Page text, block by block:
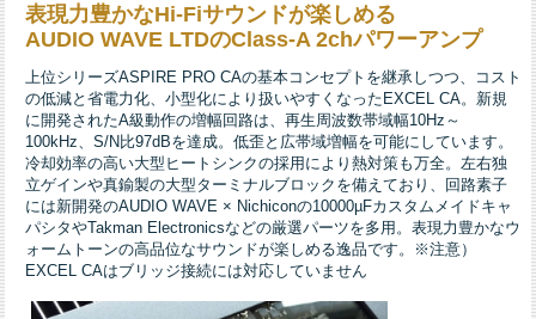
表現力豊かなHi-Fiサウンドが楽しめる
AUDIO WAVE LTDのClass-A 2chパワーアンプ
上位シリーズASPIRE PRO CAの基本コンセプトを継承しつつ、コスト
の低減と省電力化、小型化により扱いやすくなったEXCEL CA。新規
に開発されたA級動作の増幅回路は、再生周波数帯域幅10Hz～
100kHz、S/N比97dBを達成。低歪と広帯域増幅を可能にしています。
冷却効率の高い大型ヒートシンクの採用により熱対策も万全。左右独
立ゲインや真鍮製の大型ターミナルブロックを備えており、回路素子
には新開発のAUDIO WAVE × Nichiconの10000µFカスタムメイドキャ
パシタやTakman Electronicsなどの厳選パーツを多用。表現力豊かなウ
ォームトーンの高品位なサウンドが楽しめる逸品です。※注意）
EXCEL CAはブリッジ接続には対応していません